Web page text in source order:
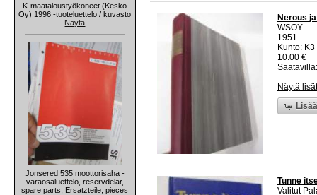
K-maataloustyökoneet (Kesko
Oy) 1996 -tuoteluettelo / kuvasto
Näytä
Jonsered 535 moottorisaha -
varaosaluettelo, reservdelar,
spare parts, Ersatzteile, pieces
Nerous
WSOY
1951
Kunto:
10.00 €
Näytä
Tunne
Valitut